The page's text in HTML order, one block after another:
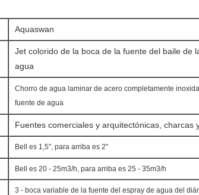
Aquaswan
Jet colorido de la boca de la fuente del baile de
agua
Chorro de agua laminar de acero completamente
fuente de agua
Fuentes comerciales y arquitectónicas, charcas
Bell es 1,5", para arriba es 2"
Bell es 20 - 25m3/h, para arriba es 25 - 35m3/h
3 - boca variable de la fuente del espray de agua del